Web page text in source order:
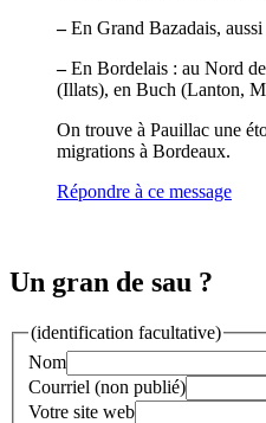
–En Grand Bazadais,
–En Bordelais : au Nord
(Illats), en Buch (Lanton,
On trouve à Pauillac une
migrations à Bordeaux.
Répondre à ce message
Un gran de sau ?
(identification facultative)
Nom
Courriel (non publié)
Votre site web